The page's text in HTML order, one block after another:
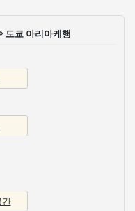
도쿄 아리아케행